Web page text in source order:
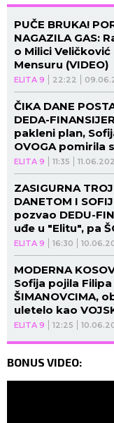
ELITA 9 22:22
PUČE BRUKA!
NAGAZILA GAS:
o Milici Veličković
Mensuru (VIDEO)
ELITA 9 11:35
ČIKA DANE
DEDA-
pakleni plan,
OVOGA pomirila
(VIDEO)
ELITA 9 16:30
ZASIGURNA
DANETOM I
pozvao DEDU-
uđe u "Elitu", pa
(VIDEO)
ELITA 9 12:25
MODERNA
Sofija pojila Filipa
ŠIMANOVCIMA,
uletelo kao
BONUS VIDEO: